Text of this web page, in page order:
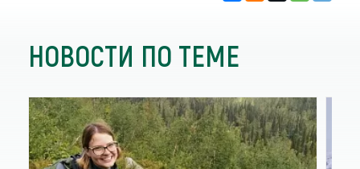
НОВОСТИ ПО ТЕМЕ